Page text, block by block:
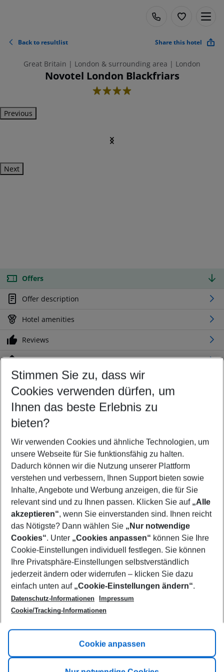
Back to resultlist Share this hotel
Great Britain | London & surrounding area | London
Novotel London Blackfriars
4
Previous
Next
Offers
Offer description
Hotel amenities
Reviews
Location
Customize your offer
Find the perfect deal which suits your best
Your departure airport
Any airport
Select your date range
09/08/26–07/08/27 5-8 nights
Who will travel
2 adults No children
Show more filter
Footer
Footer navigation
Title A
Link A
Stimmen Sie zu, dass wir
Cookies verwenden dürfen, um
Ihnen das beste Erlebnis zu
bieten?
Wir verwenden Cookies und ähnliche Technologien, um
unsere Webseite für Sie funktionsfähig zu halten.
Dadurch können wir die Nutzung unserer Plattform
verstehen und verbessern, Ihnen Support bieten sowie
Inhalte, Angebote und Werbung anzeigen, die für Sie
relevant sind und zu Ihnen passen. Klicken Sie auf „Alle
akzeptieren“, wenn Sie einverstanden sind. Ihnen reicht
das Nötigste? Dann wählen Sie „Nur notwendige
Cookies“. Unter „Cookies anpassen“ können Sie Ihre
Cookie-Einstellungen individuell festlegen. Sie können
Ihre Privatsphäre-Einstellungen selbstverständlich
jederzeit ändern oder widerrufen – klicken Sie dazu
einfach unten auf „Cookie-Einstellungen ändern“.
Datenschutz-Informationen
Impressum
Cookie/Tracking-Informationen
Cookie anpassen